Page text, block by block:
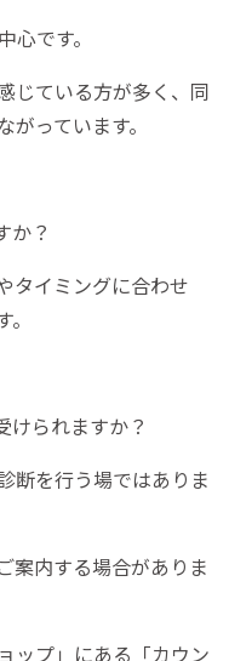
です。
じている方が多く、同
っています。
か？
タイミングに合わせ
けられますか？
断を行う場ではありま
案内する場合がありま
ップ」にある「カウン